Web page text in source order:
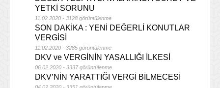
YETKİ SORUNU
11.02.2020 - 3128 görüntülenme
SON DAKİKA : YENİ DEĞERLİ KONUTLAR
VERGİSİ
11.02.2020 - 3285 görüntülenme
DKV ve VERGİNİN YASALLIĞI İLKESİ
06.02.2020 - 3337 görüntülenme
DKV’NİN YARATTIĞI VERGİ BİLMECESİ